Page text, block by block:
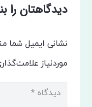
دیدگاهتان را
نشانی ایمیل شما
موردنیاز